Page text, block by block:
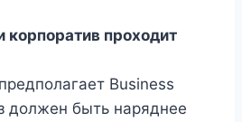
корпоратив проходит
Business
должен быть наряднее